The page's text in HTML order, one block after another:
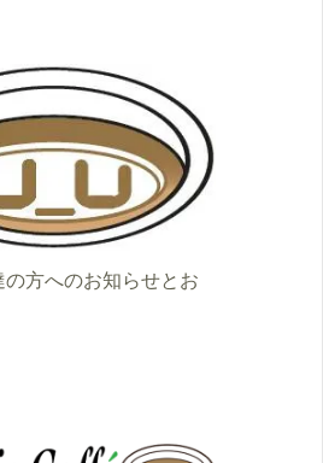
の方へのお知らせとお